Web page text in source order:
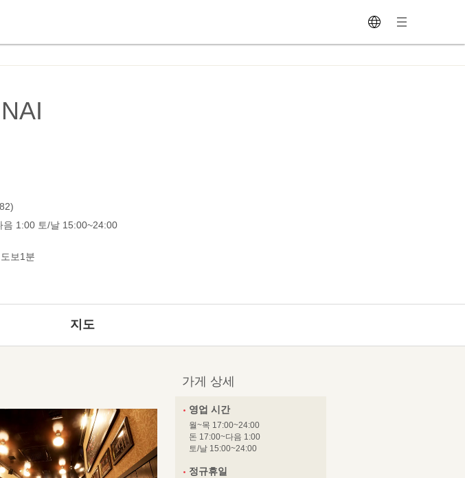
1:00 토/날 15:00~24:00
보1분
지도
가게 상세
영업 시간
월~목 17:00~24:00
돈 17:00~다음 1:00
토/날 15:00~24:00
정규휴일